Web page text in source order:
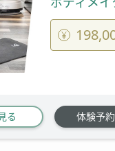
る 体験予